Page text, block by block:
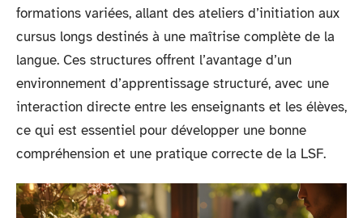
formations variées, allant des ateliers d’initiation aux
cursus longs destinés à une maîtrise complète de la
langue. Ces structures offrent l’avantage d’un
environnement d’apprentissage structuré, avec une
interaction directe entre les enseignants et les élèves,
ce qui est essentiel pour développer une bonne
compréhension et une pratique correcte de la LSF.